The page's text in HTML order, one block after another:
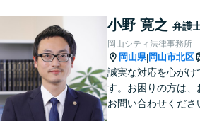
よる不当な取り調べ
束から、依頼者さま
守ります【完全個室
小野 寛之 弁護
岡山シティ法律事務所
岡山県|岡山市北区
誠実な対応を心がけ
す。お困りの方は、
お問い合わせくださ